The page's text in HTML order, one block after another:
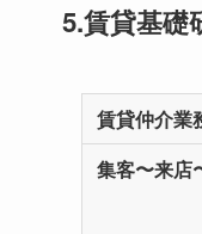
5.賃貸基礎
賃貸仲介業
集客〜来店